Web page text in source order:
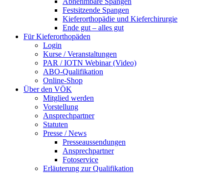
Festsitzende Spangen
Kieferorthopädie und Kieferchirurgie
Ende gut – alles gut
Für Kieferorthopäden
Login
Kurse / Veranstaltungen
PAR / IOTN Webinar (Video)
ABO-Qualifikation
Online-Shop
Über den VÖK
Mitglied werden
Vorstellung
Ansprechpartner
Statuten
Presse / News
Presseaussendungen
Ansprechpartner
Fotoservice
Erläuterung zur Qualifikation